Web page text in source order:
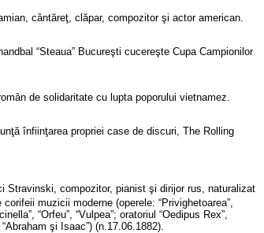
cântăreţ, clăpar, compozitor şi actor american.
“Steaua” Bucureşti cucereşte Cupa Campionilor
de solidaritate cu lupta poporului vietnamez.
înfiinţarea propriei case de discuri, The Rolling
Stravinski, compozitor, pianist şi dirijor rus, naturalizat
muzicii moderne (operele: “Privighetoarea”,
“Orfeu”, “Vulpea”; oratoriul “Oedipus Rex”,
şi Isaac”) (n.17.06.1882).